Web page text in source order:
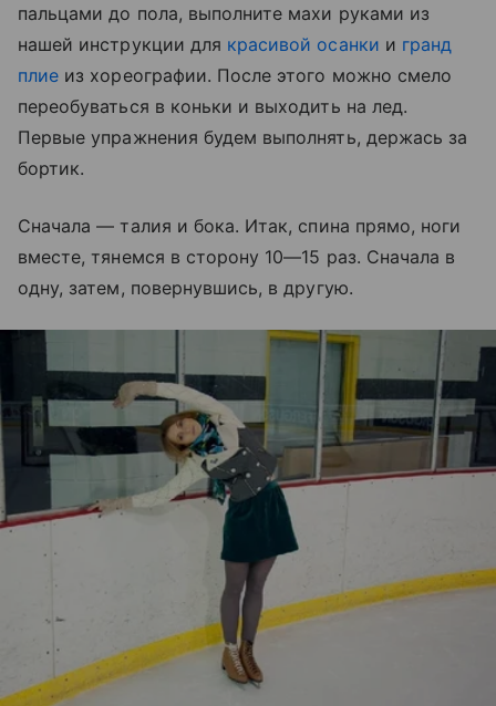
пальцами до пола, выполните махи руками из
нашей инструкции для красивой осанки и гранд
плие из хореографии. После этого можно смело
переобуваться в коньки и выходить на лед.
Первые упражнения будем выполнять, держась за
бортик.
Сначала — талия и бока. Итак, спина прямо, ноги
вместе, тянемся в сторону 10—15 раз. Сначала в
одну, затем, повернувшись, в другую.